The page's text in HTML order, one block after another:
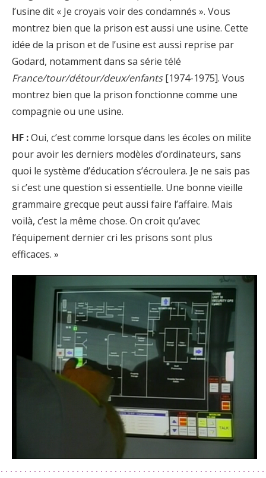
l’usine dit « Je croyais voir des condamnés ». Vous
montrez bien que la prison est aussi une usine. Cette
idée de la prison et de l’usine est aussi reprise par
Godard, notamment dans sa série télé
France/tour/détour/deux/enfants[1974-1975]. Vous
montrez bien que la prison fonctionne comme une
compagnie ou une usine.
HF :Oui, c’est comme lorsque dans les écoles on milite
pour avoir les derniers modèles d’ordinateurs, sans
quoi le système d’éducation s’écroulera. Je ne sais pas
si c’est une question si essentielle. Une bonne vieille
grammaire grecque peut aussi faire l’affaire. Mais
voilà, c’est la même chose. On croit qu’avec
l’équipement dernier cri les prisons sont plus
efficaces. »